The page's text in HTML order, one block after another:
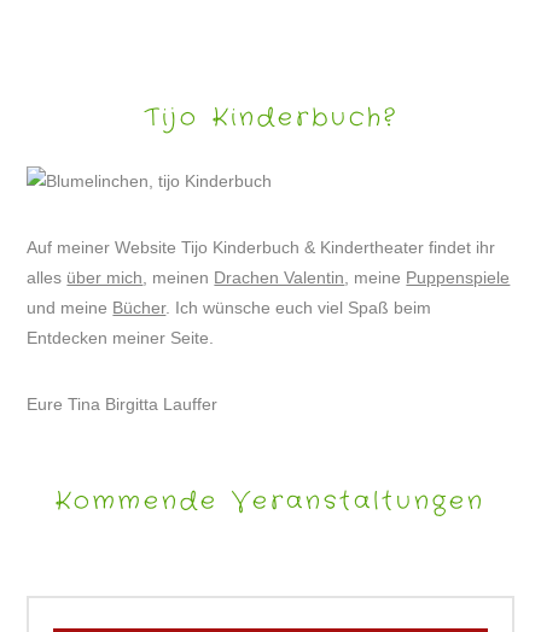
Tijo Kinderbuch?
Auf meiner Website Tijo Kinderbuch & Kindertheater findet ihr
alles über mich , meinen Drachen Valentin , meine Puppenspiele
und meine Bücher. Ich wünsche euch viel Spaß beim
Entdecken meiner Seite.
Eure Tina Birgitta Lauffer
Kommende Veranstaltungen